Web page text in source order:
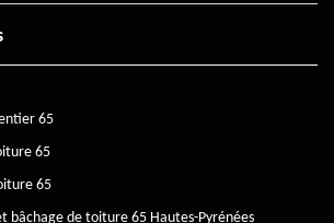
65
65
65
bâchage de toiture 65 Hautes-Pyrénées